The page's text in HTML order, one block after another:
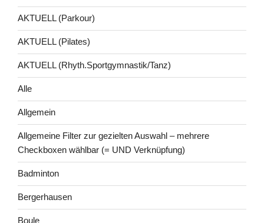
AKTUELL (Parkour)
AKTUELL (Pilates)
AKTUELL (Rhyth.Sportgymnastik/Tanz)
Alle
Allgemein
Allgemeine Filter zur gezielten Auswahl – mehrere
Checkboxen wählbar (= UND Verknüpfung)
Badminton
Bergerhausen
Boule